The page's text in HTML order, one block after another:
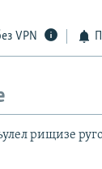
VPN
рищизе